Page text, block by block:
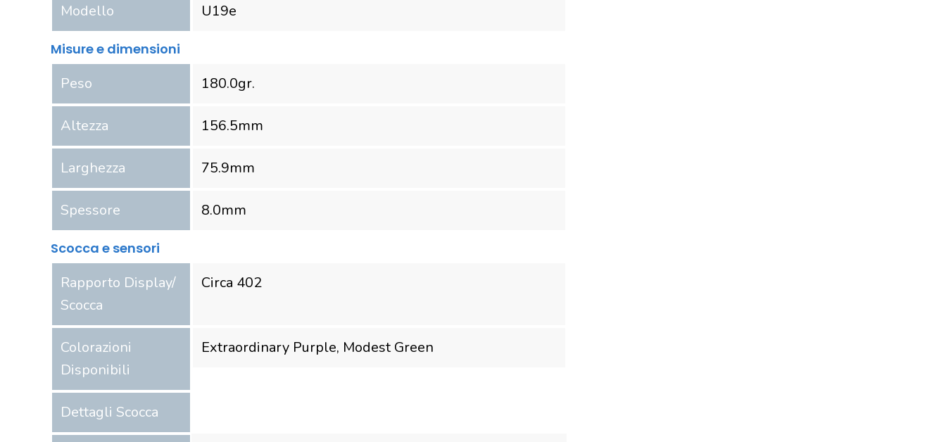
Modello U19e
Misure e dimensioni
Peso 180.0gr.
Altezza 156.5mm
Larghezza 75.9mm
Spessore 8.0mm
Scocca e sensori
Rapporto Display/
Scocca
Circa 402
Colorazioni
Disponibili
Extraordinary Purple, Modest Green
Dettagli Scocca